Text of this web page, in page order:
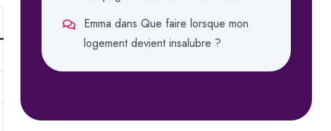
Emma dans Que faire lorsque mon
logement devient insalubre ?